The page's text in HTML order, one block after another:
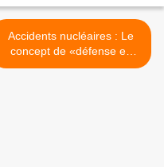
Accidents nucléaires : Le
concept de «défense en
profondeur» >